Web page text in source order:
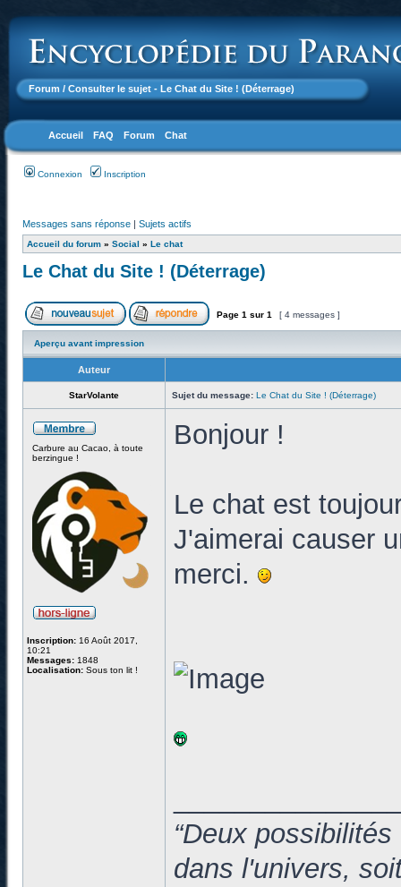
Forum / Consulter le sujet - Le Chat du Site ! (Déterrage)
Accueil FAQ Forum Chat
Connexion Inscription
Messages sans réponse | Sujets actifs
Accueil du forum » Social » Le chat
Le Chat du Site ! (Déterrage)
Page 1 sur 1 [ 4 messages ]
Aperçu avant impression
Auteur
StarVolante Sujet du message: Le Chat du Site ! (Déterrage)
Carbure au Cacao, à toute
berzingue !
Inscription: 16 Août 2017,
10:21
Messages: 1848
Localisation: Sous ton lit !
Bonjour !
Le chat est
J'aimerai causer
merci.
“Deux
dans l'univers,